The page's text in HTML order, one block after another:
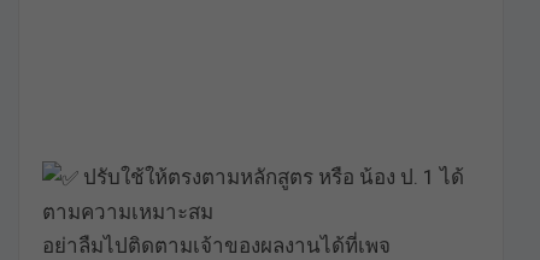
ปรับใช้ให้ตรงตามหลักสูตร หรือ น้อง ป. 1 ได้
ตามความเหมาะสม
อย่าลืมไปติดตามเจ้าของผลงานได้ที่เพจ